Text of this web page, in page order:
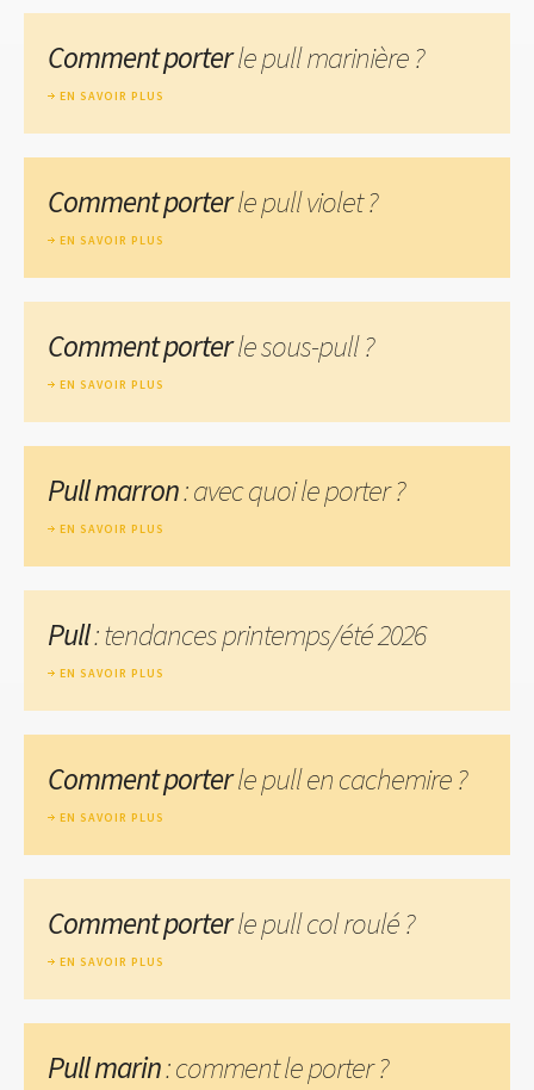
Comment porterle pull marinière ?
EN SAVOIR PLUS
Comment porterle pull violet ?
EN SAVOIR PLUS
Comment porterle sous-pull ?
EN SAVOIR PLUS
Pull marron: avec quoi le porter ?
EN SAVOIR PLUS
Pull: tendances printemps/été 2026
EN SAVOIR PLUS
Comment porterle pull en cachemire ?
EN SAVOIR PLUS
Comment porterle pull col roulé ?
EN SAVOIR PLUS
Pull marin: comment le porter ?